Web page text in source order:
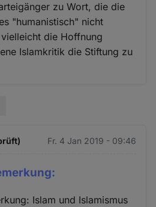
zu Wort, die die
"humanistisch" nicht
die Hoffnung
Islamkritik die Stiftung zu
Fr. 4 Jan 2019 - 09:46
Islam und Islamismus